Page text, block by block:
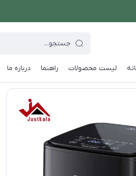
لیست محصولات راهنما درباره ما
پخت و پز سرخ کن سرخ کن شارپ مدل KF-AF50RT-K3